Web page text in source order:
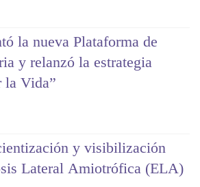
la nueva Plataforma de
y relanzó la estrategia
la Vida”
y visibilización
Lateral Amiotrófica (ELA)